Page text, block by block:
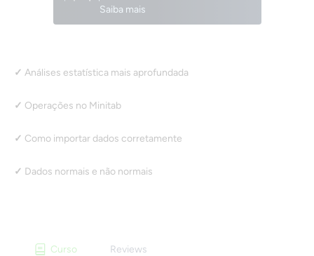
Análises estatística mais aprofundada
Operações no Minitab
Como importar dados corretamente
Dados normais e não normais
Curso Reviews
Saiba mais